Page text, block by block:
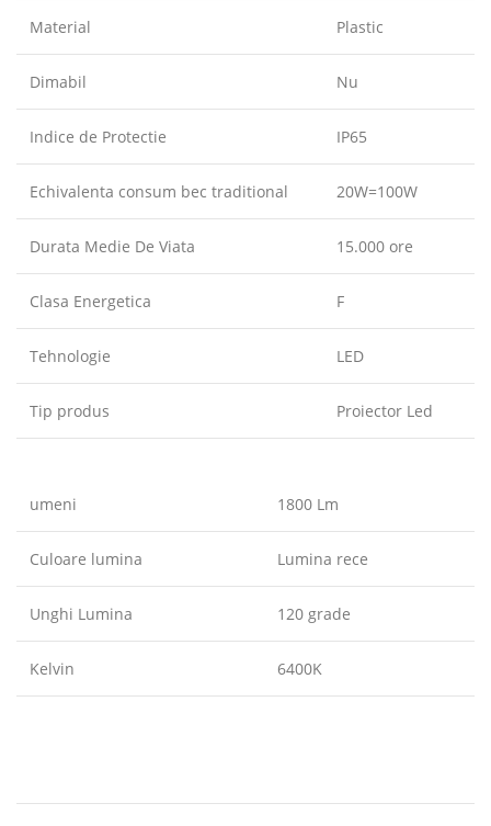
Material Plastic
Dimabil Nu
Indice de Protectie IP65
Echivalenta consum bec traditional 20W=100W
Durata Medie De Viata 15.000 ore
Clasa Energetica F
Tehnologie LED
Tip produs Proiector Led
umeni 1800 Lm
Culoare lumina Lumina rece
Unghi Lumina 120 grade
Kelvin 6400K